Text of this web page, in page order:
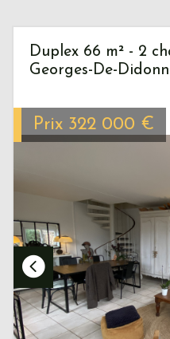
Duplex 66 m² - 2
Georges-De-
Prix 322 000 €